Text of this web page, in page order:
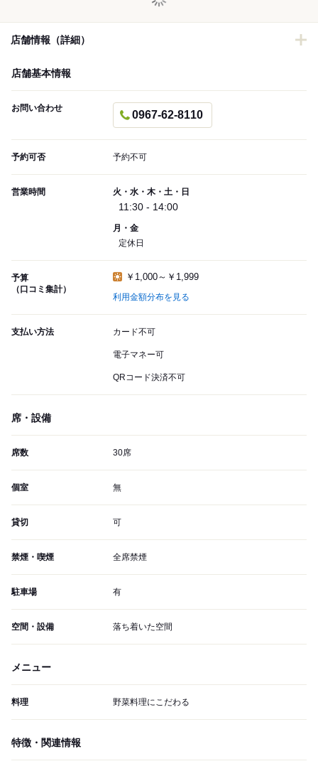
店舗情報（詳細）
店舗基本情報
お問い合わせ
0967-62-8110
予約可否 予約不可
営業時間 火・水・木・土・日
11:30 - 14:00
月・金
定休日
予算
（口コミ集計）
￥1,000～￥1,999
利用金額分布を見る
支払い方法 カード不可
電子マネー可
QRコード決済不可
席・設備
席数 30席
個室 無
貸切 可
禁煙・喫煙 全席禁煙
駐車場 有
空間・設備 落ち着いた空間
メニュー
料理 野菜料理にこだわる
特徴・関連情報